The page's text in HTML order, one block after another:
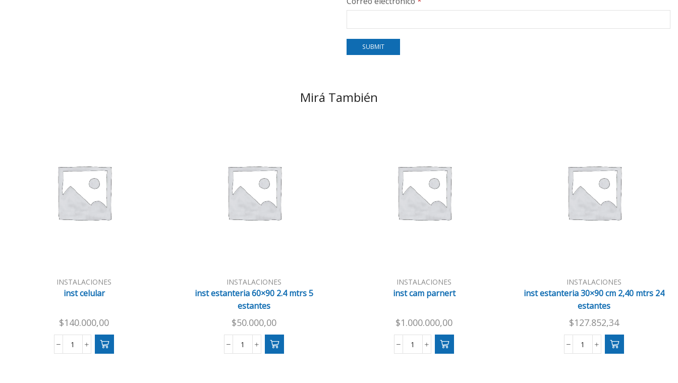
Mirá También
INSTALACIONES
inst celular
$140.000,00
inst
INSTALACIONES
inst estanteria 60×90 2.4 mtrs 5
estantes
$50.000,00
inst
INSTALACIONES
inst cam parnert
$1.000.000,00
inst
INSTALACIONES
inst estanteria 30×90 cm 2,40 mtrs 24
estantes
$127.852,34
inst